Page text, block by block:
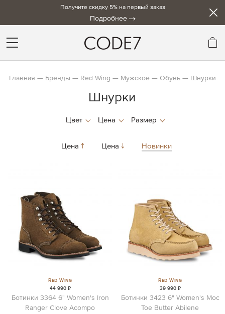
Получите скидку 5% на первый заказ
Подробнее
Главная Бренды Red Wing Мужское Обувь Шнурки
Шнурки
Цена Цена Новинки
Red Wing
44 990 ₽
Ботинки 3364 6" Women's Iron
Ranger Clove Acompo
Red Wing
39 990 ₽
Ботинки 3423 6" Women's Moc
Toe Butter Abilene